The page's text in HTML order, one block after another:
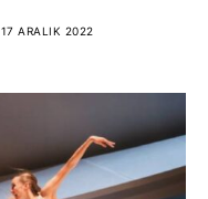
17 ARALIK 2022